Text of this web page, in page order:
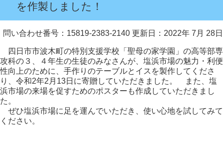
を作製しました！
問い合わせ番号：15819-2383-2140 更新日：2022年 7月 28日
四日市市波木町の特別支援学校「聖母の家学園」の高等部専
攻科の３、４年生の生徒のみなさんが、塩浜市場の魅力・利便
性向上のために、手作りのテーブルとイスを製作してくださ
り、令和2年2月13日に寄贈していただきました。 また、塩
浜市場の来場を促すためのポスターも作成していただきまし
た。
ぜひ塩浜市場に足を運んでいただき、使い心地を試してみて
ください。